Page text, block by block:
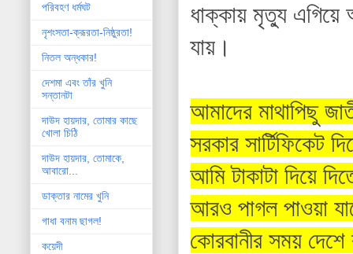
ধাক্কায় মৃত্যু
যায়।
আমাদের মাথাপিছু
সরকার সার্টিফিকেট
আমি টাকাটা দিয়ে
আরও পাগল পাওয়া
কোরবানীর সময়
পরিবহণ ধর্মঘট
নৃশংসতা-ক্রূরতা-নিষ্ঠুরতা!
নিতল অন্ধকার!
দেশমা এবং তাঁর খুনি
সন্তানটা
দাউদ হায়দার, তোমার কাছে
খোলা চিঠি
দাউদ হায়দার, তোমাকে,
আবারো...
ডাক্তার নামের খুনি
গাধা বনাম ছাগল!
কয়েদী